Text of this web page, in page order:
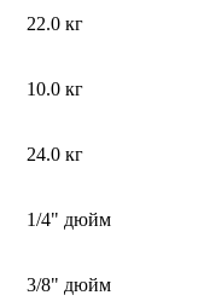
22.0 кг
10.0 кг
24.0 кг
1/4" дюйм
3/8" дюйм